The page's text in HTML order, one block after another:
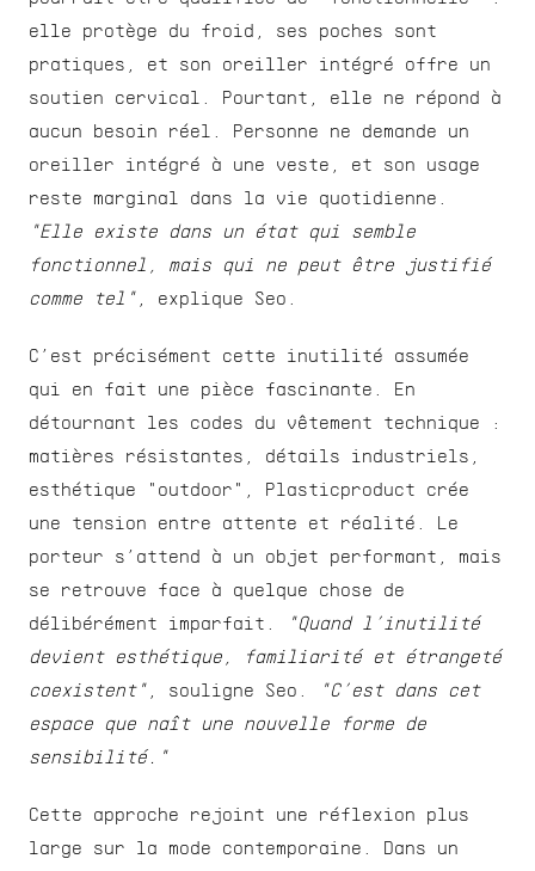
elle protège du froid, ses poches sont
pratiques, et son oreiller intégré offre un
soutien cervical. Pourtant, elle ne répond à
aucun besoin réel. Personne ne demande un
oreiller intégré à une veste, et son usage
"Elle existe dans un état qui semble
fonctionnel, mais qui ne peut être justifié
comme tel" , explique Seo.
C’est précisément cette inutilité assumée
qui en fait une pièce fascinante. En
détournant les codes du vêtement technique :
matières résistantes, détails industriels,
esthétique "outdoor", Plasticproduct crée
une tension entre attente et réalité. Le
porteur s’attend à un objet performant, mais
se retrouve face à quelque chose de
délibérément imparfait.
"Quand l’inutilité
devient esthétique, familiarité et étrangeté
coexistent" , souligne Seo.
"C’est dans cet
espace que naît une nouvelle forme de
sensibilité."
Cette approche rejoint une réflexion plus
large sur la mode contemporaine. Dans un